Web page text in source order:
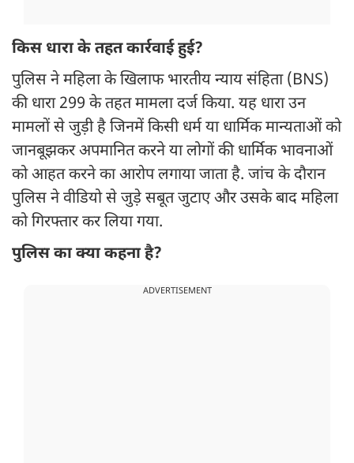
किस धारा के तहत कार्रवाई हुई?
पुलिस ने महिला के खिलाफ भारतीय न्याय संहिता (BNS)
की धारा 299 के तहत मामला दर्ज किया. यह धारा उन
मामलों से जुड़ी है जिनमें किसी धर्म या धार्मिक मान्यताओं को
जानबूझकर अपमानित करने या लोगों की धार्मिक भावनाओं
को आहत करने का आरोप लगाया जाता है. जांच के दौरान
पुलिस ने वीडियो से जुड़े सबूत जुटाए और उसके बाद महिला
को गिरफ्तार कर लिया गया.
पुलिस का क्या कहना है?
ADVERTISEMENT